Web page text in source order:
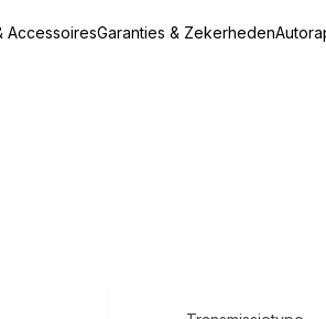
AccessoiresGaranties & Zekerheden